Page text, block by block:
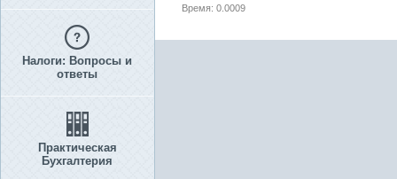
Налоги: Вопросы и
ответы
Практическая
Бухгалтерия
Время: 0.0009